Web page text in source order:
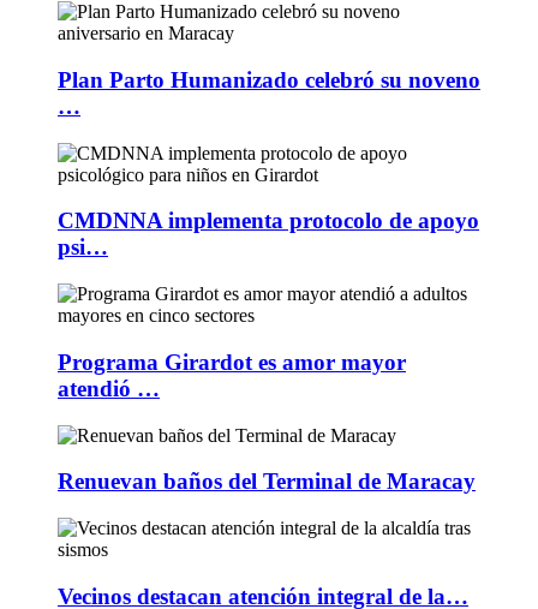
Plan Parto Humanizado celebró su noveno
…
CMDNNA implementa protocolo de apoyo
psi…
Programa Girardot es amor mayor
atendió …
Renuevan baños del Terminal de Maracay
Vecinos destacan atención integral de la…